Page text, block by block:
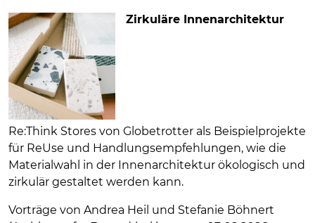
Zirkuläre Innenarchitektur
Re:Think Stores von Globetrotter als Beispielprojekte
für ReUse und Handlungsempfehlungen, wie die
Materialwahl in der Innenarchitektur ökologisch und
zirkulär gestaltet werden kann.
Vorträge von Andrea Heil und Stefanie Böhnert